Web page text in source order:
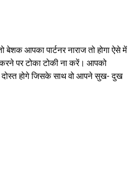
आपका पार्टनर नाराज तो होगा ऐसे में
पर टोका टोकी ना करें। आपको
दोस्त होगे जिसके साथ वो आपने सुख- दुख